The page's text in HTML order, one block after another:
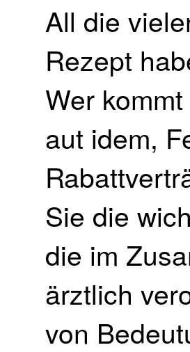
All die
Rezept
Wer
aut idem,
Sie die
die im
ärztlich
von